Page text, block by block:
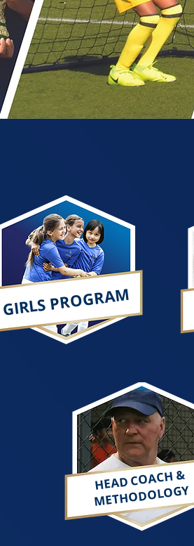
GIRLS PROGRAM
HEAD COACH &
METHODOLOGY